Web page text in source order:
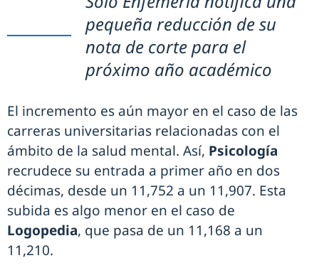
pequeña reducción de su
nota de corte para el
próximo año académico
El incremento es aún mayor en el caso de las
carreras universitarias relacionadas con el
ámbito de la salud mental. Así, Psicología
recrudece su entrada a primer año en dos
décimas, desde un 11,752 a un 11,907. Esta
subida es algo menor en el caso de
Logopedia, que pasa de un 11,168 a un
11,210.